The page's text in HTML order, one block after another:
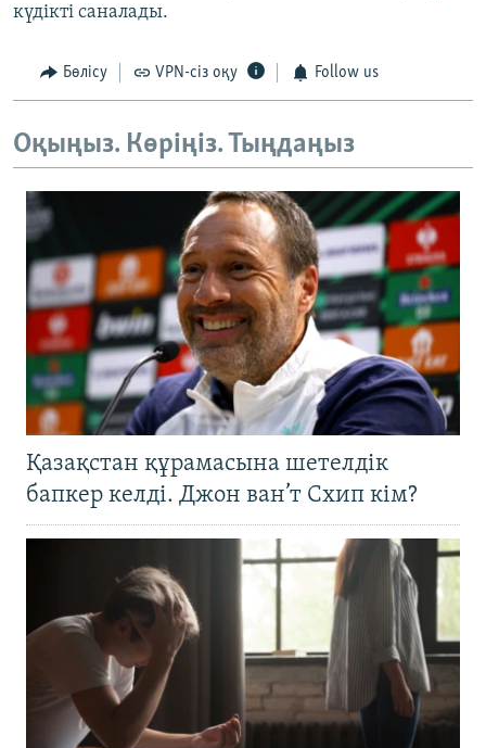
күдікті саналады.
Бөлісу VPN-сіз оқу Follow us
Оқыңыз. Көріңіз. Тыңдаңыз
Қазақстан құрамасына шетелдік
бапкер келді. Джон ван’т Схип кім?